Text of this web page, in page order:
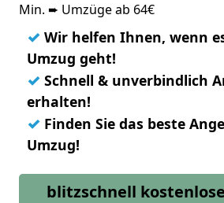
Min. ➨ Umzüge ab 64€
✓ Wir helfen Ihnen, wenn
Umzug geht!
✓ Schnell & unverbindlich
erhalten!
✓ Finden Sie das beste
Umzug!
blitzschnell